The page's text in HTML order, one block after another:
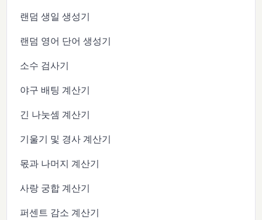
랜덤 생일 생성기
랜덤 영어 단어 생성기
소수 검사기
야구 배팅 계산기
긴 나눗셈 계산기
기울기 및 경사 계산기
몫과 나머지 계산기
사랑 궁합 계산기
퍼센트 감소 계산기